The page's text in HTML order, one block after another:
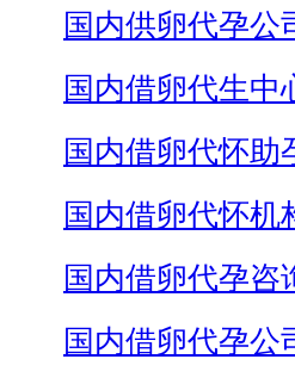
国内供卵代孕公
国内借卵代生中
国内借卵代怀助
国内借卵代怀机
国内借卵代孕咨
国内借卵代孕公